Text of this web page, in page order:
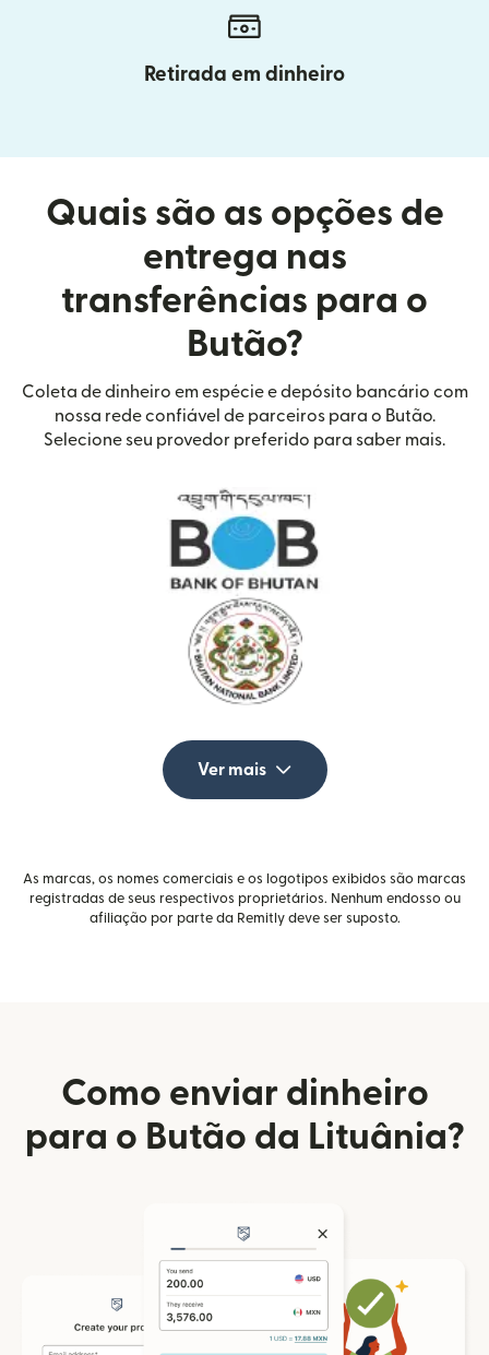
Retirada em dinheiro
Quais são as opções de
entrega nas
transferências para o
Butão?
Coleta de dinheiro em espécie e depósito bancário com
nossa rede confiável de parceiros para o Butão.
Selecione seu provedor preferido para saber mais.
Ver mais
As marcas, os nomes comerciais e os logotipos exibidos são marcas
registradas de seus respectivos proprietários. Nenhum endosso ou
afiliação por parte da Remitly deve ser suposto.
Como enviar dinheiro
para o Butão da Lituânia?